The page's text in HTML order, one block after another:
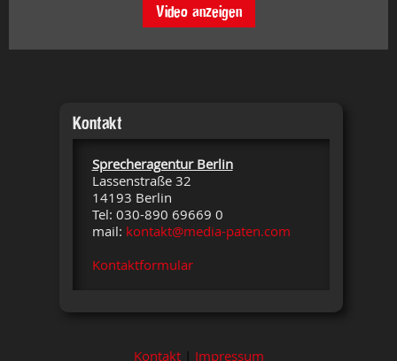
Video anzeigen
Kontakt
Sprecheragentur Berlin
Lassenstraße 32
14193 Berlin
Tel: 030-890 69669 0
mail: kontakt@media-paten.com
Kontaktformular
Kontakt| Impressum